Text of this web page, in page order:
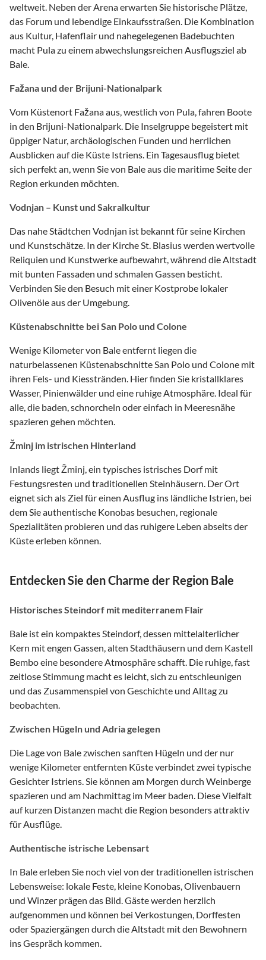
weltweit. Neben der Arena erwarten Sie historische Plätze,
das Forum und lebendige Einkaufsstraßen. Die Kombination
aus Kultur, Hafenflair und nahegelegenen Badebuchten
macht Pula zu einem abwechslungsreichen Ausflugsziel ab
Bale.
Fažana und der Brijuni-Nationalpark
Vom Küstenort Fažana aus, westlich von Pula, fahren Boote
in den Brijuni-Nationalpark. Die Inselgruppe begeistert mit
üppiger Natur, archäologischen Funden und herrlichen
Ausblicken auf die Küste Istriens. Ein Tagesausflug bietet
sich perfekt an, wenn Sie von Bale aus die maritime Seite der
Region erkunden möchten.
Vodnjan – Kunst und Sakralkultur
Das nahe Städtchen Vodnjan ist bekannt für seine Kirchen
und Kunstschätze. In der Kirche St. Blasius werden wertvolle
Reliquien und Kunstwerke aufbewahrt, während die Altstadt
mit bunten Fassaden und schmalen Gassen besticht.
Verbinden Sie den Besuch mit einer Kostprobe lokaler
Olivenöle aus der Umgebung.
Küstenabschnitte bei San Polo und Colone
Wenige Kilometer von Bale entfernt liegen die
naturbelassenen Küstenabschnitte San Polo und Colone mit
ihren Fels- und Kiesstränden. Hier finden Sie kristallklares
Wasser, Pinienwälder und eine ruhige Atmosphäre. Ideal für
alle, die baden, schnorcheln oder einfach in Meeresnähe
spazieren gehen möchten.
Žminj im istrischen Hinterland
Inlands liegt Žminj, ein typisches istrisches Dorf mit
Festungsresten und traditionellen Steinhäusern. Der Ort
eignet sich als Ziel für einen Ausflug ins ländliche Istrien, bei
dem Sie authentische Konobas besuchen, regionale
Spezialitäten probieren und das ruhigere Leben abseits der
Küste erleben können.
Entdecken Sie den Charme der Region Bale
Historisches Steindorf mit mediterranem Flair
Bale ist ein kompaktes Steindorf, dessen mittelalterlicher
Kern mit engen Gassen, alten Stadthäusern und dem Kastell
Bembo eine besondere Atmosphäre schafft. Die ruhige, fast
zeitlose Stimmung macht es leicht, sich zu entschleunigen
und das Zusammenspiel von Geschichte und Alltag zu
beobachten.
Zwischen Hügeln und Adria gelegen
Die Lage von Bale zwischen sanften Hügeln und der nur
wenige Kilometer entfernten Küste verbindet zwei typische
Gesichter Istriens. Sie können am Morgen durch Weinberge
spazieren und am Nachmittag im Meer baden. Diese Vielfalt
auf kurzen Distanzen macht die Region besonders attraktiv
für Ausflüge.
Authentische istrische Lebensart
In Bale erleben Sie noch viel von der traditionellen istrischen
Lebensweise: lokale Feste, kleine Konobas, Olivenbauern
und Winzer prägen das Bild. Gäste werden herzlich
aufgenommen und können bei Verkostungen, Dorffesten
oder Spaziergängen durch die Altstadt mit den Bewohnern
ins Gespräch kommen.